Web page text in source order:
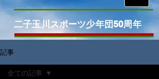
二子玉川スポーツ少年団50周年
記事
全ての記事